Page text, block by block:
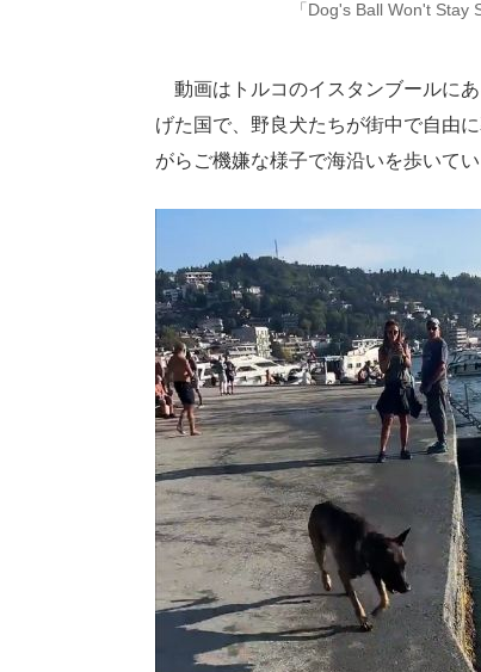
「Dog's Ball Won't Stay
動画はトルコのイスタンブールに
げた国で、野良犬たちが街中で自由
がらご機嫌な様子で海沿いを歩いてい